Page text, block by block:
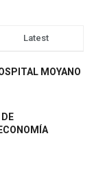
Latest
MOYANO